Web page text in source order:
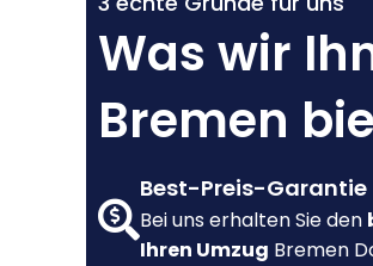
Was wir
Bremen
Best-Preis-Garantie
Bei uns erhalten Sie den
Ihren Umzug Bremen